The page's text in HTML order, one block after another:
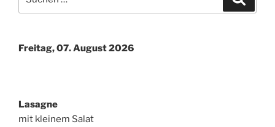
nach:
Freitag, 07. August 2026
Lasagne
mit kleinem Salat